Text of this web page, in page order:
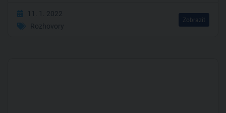
11. 1. 2022
Rozhovory
Zobrazit